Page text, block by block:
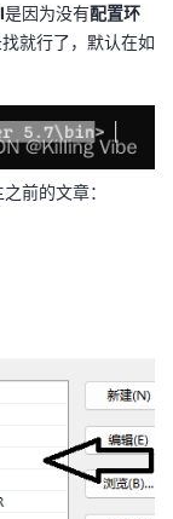
是因为没有配置环
就行了，默认在如
前的文章：